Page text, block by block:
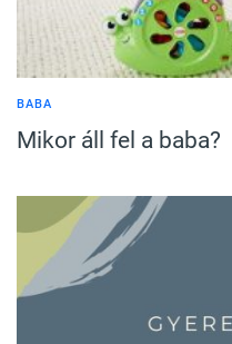
BABA
Mikor áll fel a baba?